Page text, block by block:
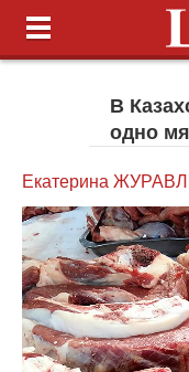
В
одно
Екатерина